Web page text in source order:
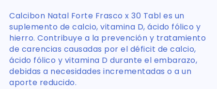
Calcibon Natal Forte Frasco x 30 Tabl es un
suplemento de calcio, vitamina D, ácido fólico y
hierro. Contribuye a la prevención y tratamiento
de carencias causadas por el déficit de calcio,
ácido fólico y vitamina D durante el embarazo,
debidas a necesidades incrementadas o a un
aporte reducido.